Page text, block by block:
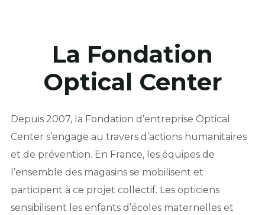
La Fondation
Optical Center
Depuis 2007, la Fondation d’entreprise Optical
Center s’engage au travers d’actions humanitaires
et de prévention. En France, les équipes de
l’ensemble des magasins se mobilisent et
participent à ce projet collectif. Les opticiens
sensibilisent les enfants d’écoles maternelles et